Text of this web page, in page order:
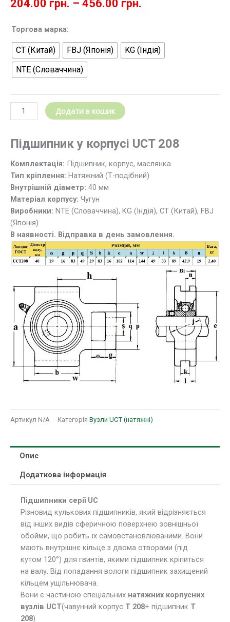
204.00 грн. – 456.00 грн.
Торгова марка:
CT (Китай) FBJ (Японія)
KG (Індія)
NTE (Словаччина)
Корпусний
UCT
208
вузол
UCT
(у
кількість
Додати в кошик
Підшипник у корпусі UCT 208
Комплектація: Підшипник, корпус, маслянка
Тип кріплення: Натяжний (Т-подібний)
Внутрішній діаметр: 40 мм
Матеріал корпусу: Чугун
Виробники: NTE (Словаччина), KG (Індія), СТ (Китай), FBJ
(Японія)
В наявності. Відправка в день замовлення.
Артикул N/A Категорія Вузли UCT (натяжні)
Опис
Додаткова інформація
Підшипники серії UC
Різновид кулькових підшипників, який відрізняється
від інших видів сферичною поверхнею зовнішньої
обойми, що робить їх самовстановлюваними. Вони
мають внутрішнє кільце з двома отворами (під
кутом 120°) для гвинтів, якими підшипник кріпиться
на валу. Від попадання вологи підшипник захищений
кільцем ущільнювача.
Вони є частиною спеціальних натяжних корпусних
вузлів UCT(чавунний корпус T 208+ підшипник T
208)